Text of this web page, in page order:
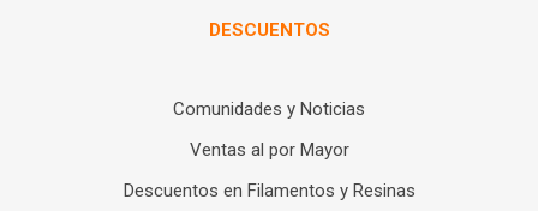
DESCUENTOS
Comunidades y Noticias
Ventas al por Mayor
Descuentos en Filamentos y Resinas